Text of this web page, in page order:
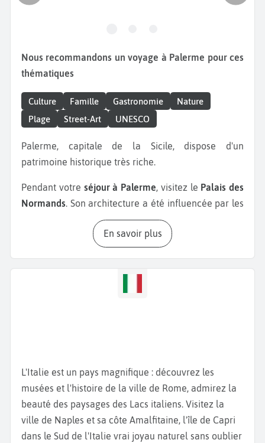
Nous recommandons un voyage à Palerme pour ces
thématiques
Culture Famille Gastronomie
Nature
Plage
Street-Art UNESCO
Palerme, capitale de la Sicile, dispose d'un
patrimoine historique très riche.
Pendant votre séjour à Palerme, visitez le Palais des
Normands. Son architecture a été influencée par les
civilisations puniques, romaines, musulmanes et
normandes, qui se sont succédées en Sicile au fil des
siècles. Le Palais des Normands héberge aujourd’hui
le parlement de la région. Lors de la visite, vous
architecturaux, de l'ottoman au gothique, en passant
par le baroque, qui abrite plusieurs tombeaux
royaux, dont celui de Frédéric II, empereur du Saint-
Empire romain germanique. LeTeatro Massimo
En savoir plus
L'Italie est un pays magnifique : découvrez les
musées et l'histoire de la ville de Rome, admirez la
beauté des paysages des Lacs italiens. Visitez la
ville de Naples et sa côte Amalfitaine, l'île de Capri
dans le Sud de l'Italie vrai joyau naturel sans oublier